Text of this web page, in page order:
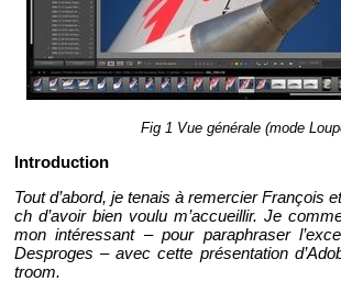
Fig 1 Vue gé­né­rale (mode
In­tro­duc­tion
Tout d’abord, je te­nais à re­mer­cier Fran­çois
ch d’avoir bien voulu m’ac­cueillir. Je
mon in­té­res­sant – pour pa­ra­phra­ser
Des­proges – avec cette pré­sen­ta­tion
troom.